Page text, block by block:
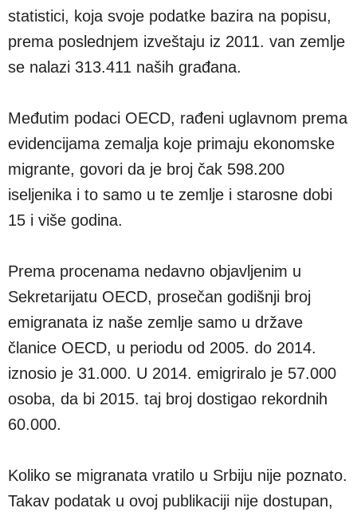
statistici, koja svoje podatke bazira na popisu,
prema poslednjem izveštaju iz 2011. van zemlje
se nalazi 313.411 naših građana.
Međutim podaci OECD, rađeni uglavnom prema
evidencijama zemalja koje primaju ekonomske
migrante, govori da je broj čak 598.200
iseljenika i to samo u te zemlje i starosne dobi
15 i više godina.
Prema procenama nedavno objavljenim u
Sekretarijatu OECD, prosečan godišnji broj
emigranata iz naše zemlje samo u države
članice OECD, u periodu od 2005. do 2014.
iznosio je 31.000. U 2014. emigriralo je 57.000
osoba, da bi 2015. taj broj dostigao rekordnih
60.000.
Koliko se migranata vratilo u Srbiju nije poznato.
Takav podatak u ovoj publikaciji nije dostupan,